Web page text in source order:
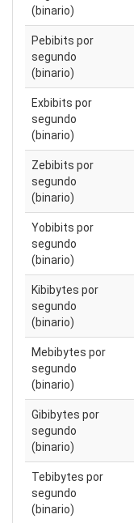
(binario)
Pebibits por
segundo
(binario)
Exbibits por
segundo
(binario)
Zebibits por
segundo
(binario)
Yobibits por
segundo
(binario)
Kibibytes por
segundo
(binario)
Mebibytes por
segundo
(binario)
Gibibytes por
segundo
(binario)
Tebibytes por
segundo
(binario)